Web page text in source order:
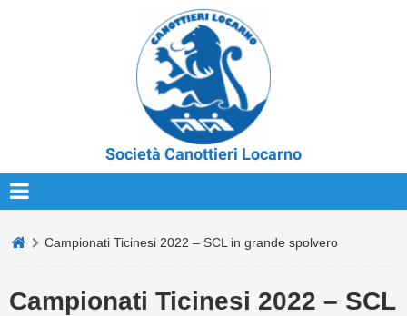
Società Canottieri Locarno
Campionati Ticinesi 2022 – SCL in grande spolvero
Campionati Ticinesi 2022 – SCL